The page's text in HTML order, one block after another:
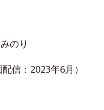
のり
信：2023年6月）